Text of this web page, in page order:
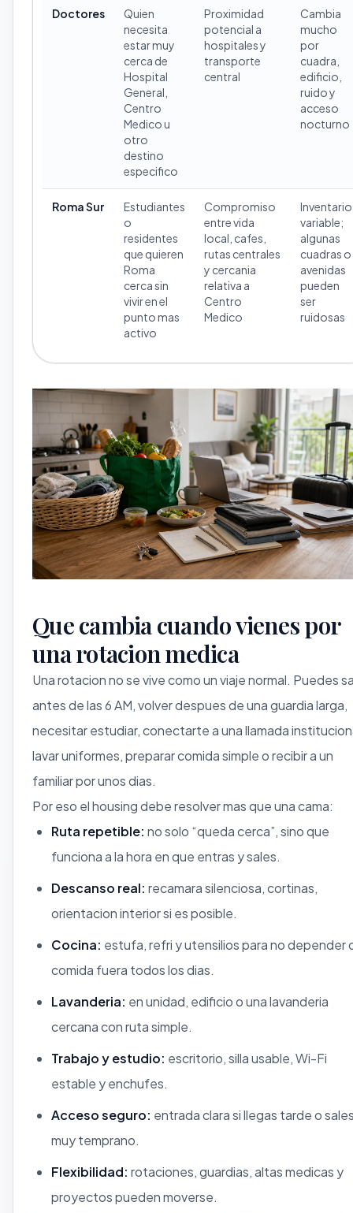
Doctores
Quien
necesita
estar muy
cerca de
Hospital
General,
Centro
Medico u
otro
destino
especifico
Proximidad
potencial a
hospitales y
transporte
central
Cambia
mucho
por
cuadra,
edificio,
ruido y
acceso
nocturno
Roma Sur
Estudiantes
o
residentes
que quieren
Roma
cerca sin
vivir en el
punto mas
activo
Compromiso
entre vida
local, cafes,
rutas centrales
y cercania
relativa a
Centro
Medico
Inventario
variable;
algunas
cuadras o
avenidas
pueden
ser
ruidosas
Que cambia cuando vienes por
una rotacion medica
Una rotacion no se vive como un viaje normal. Puedes
antes de las 6 AM, volver despues de una guardia larga,
necesitar estudiar, conectarte a una llamada
lavar uniformes, preparar comida simple o recibir a un
familiar por unos dias.
Por eso el housing debe resolver mas que una cama:
Ruta repetible: no solo “queda cerca”, sino que
funciona a la hora en que entras y sales.
Descanso real: recamara silenciosa, cortinas,
orientacion interior si es posible.
Cocina: estufa, refri y utensilios para no depender
comida fuera todos los dias.
Lavanderia: en unidad, edificio o una lavanderia
cercana con ruta simple.
Trabajo y estudio: escritorio, silla usable, Wi-Fi
estable y enchufes.
Acceso seguro: entrada clara si llegas tarde o
muy temprano.
Flexibilidad: rotaciones, guardias, altas medicas y
proyectos pueden moverse.